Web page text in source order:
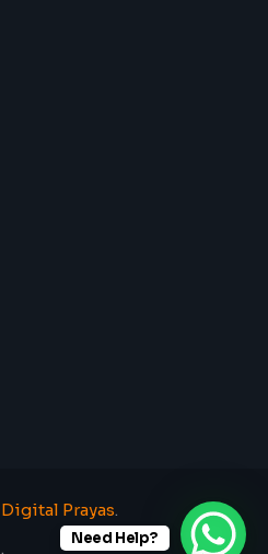
Digital Prayas.
Need Help?